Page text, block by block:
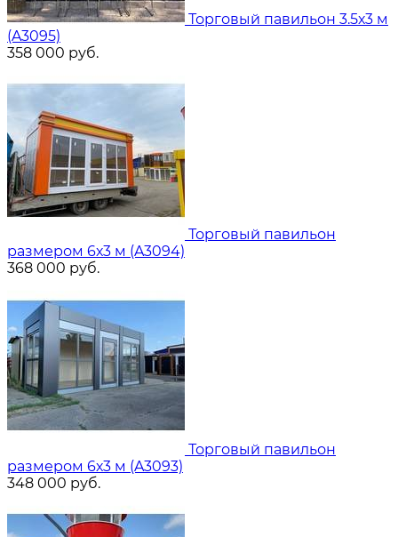
Торговый павильон 3.5х3 м
(A3095)
358 000 руб.
Торговый павильон
размером 6х3 м (A3094)
368 000 руб.
Торговый павильон
размером 6х3 м (A3093)
348 000 руб.